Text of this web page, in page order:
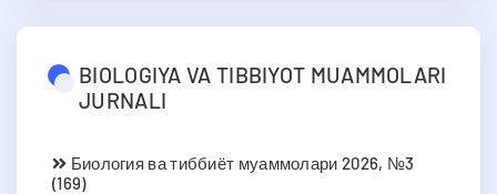
BIOLOGIYA VA TIBBIYOT MUAMMOLARI
JURNALI
Биология ва тиббиёт муаммолари 2026, №3
(169)